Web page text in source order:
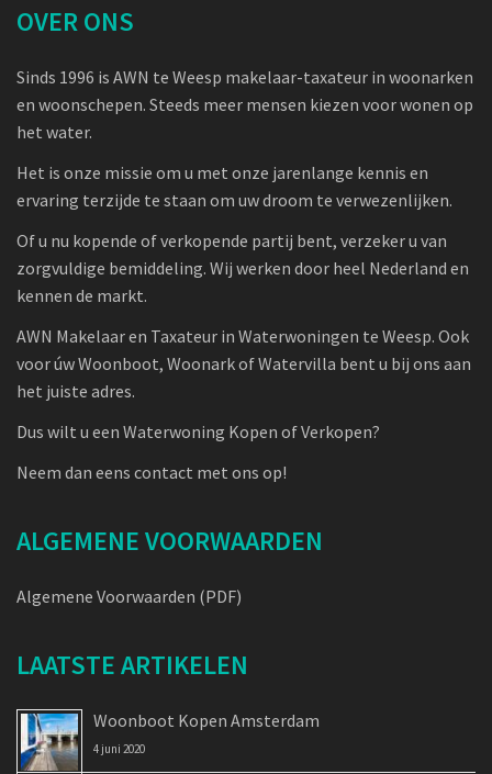
OVER ONS
Sinds 1996 is AWN te Weesp makelaar-taxateur in woonarken
en woonschepen. Steeds meer mensen kiezen voor wonen op
het water.
Het is onze missie om u met onze jarenlange kennis en
ervaring terzijde te staan om uw droom te verwezenlijken.
Of u nu kopende of verkopende partij bent, verzeker u van
zorgvuldige bemiddeling. Wij werken door heel Nederland en
kennen de markt.
AWN Makelaar en Taxateur in Waterwoningen te Weesp. Ook
voor úw Woonboot, Woonark of Watervilla bent u bij ons aan
het juiste adres.
Dus wilt u een Waterwoning Kopen of Verkopen?
Neem dan eens contact met ons op!
ALGEMENE VOORWAARDEN
Algemene Voorwaarden (PDF)
LAATSTE ARTIKELEN
Woonboot Kopen Amsterdam
4 juni 2020